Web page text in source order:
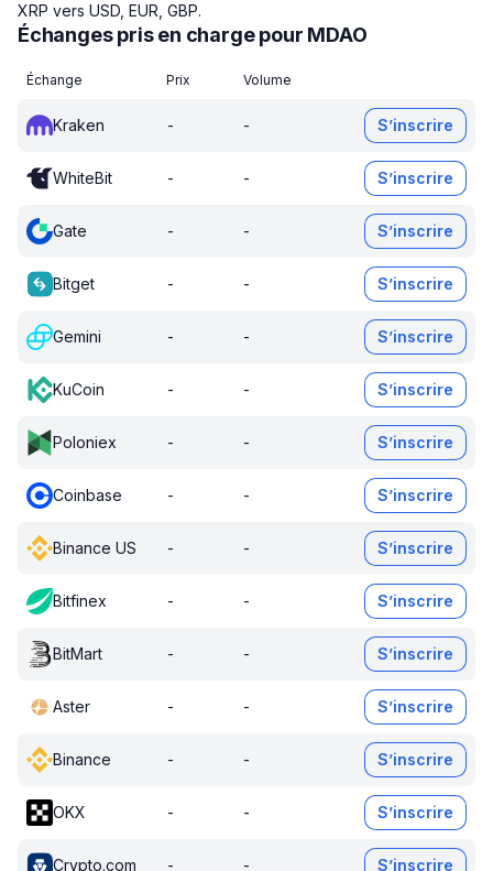
XRP vers USD, EUR, GBP.
Échanges pris en charge pour MDAO
Échange Prix Volume
Kraken - - S’inscrire
WhiteBit - - S’inscrire
Gate - - S’inscrire
Bitget - - S’inscrire
Gemini - - S’inscrire
KuCoin - - S’inscrire
Poloniex - - S’inscrire
Coinbase - - S’inscrire
Binance US - - S’inscrire
Bitfinex - - S’inscrire
BitMart - - S’inscrire
Aster - - S’inscrire
Binance - - S’inscrire
OKX - - S’inscrire
Crypto.com - - S’inscrire